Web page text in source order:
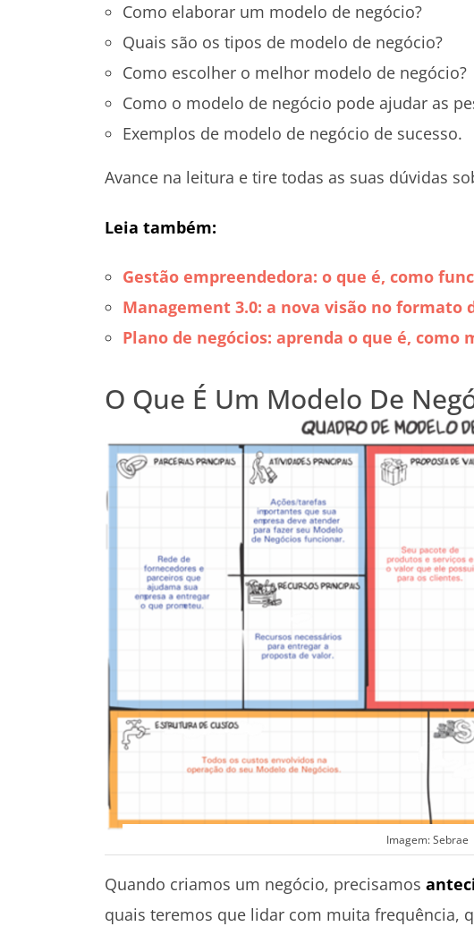
Como elaborar um modelo de negócio?
Quais são os tipos de modelo de negócio?
Como escolher o melhor modelo de negócio?
Como o modelo de negócio pode ajudar as
Exemplos de modelo de negócio de sucesso.
Avance na leitura e tire todas as suas dúvidas
Leia também:
Gestão empreendedora: o que é, como
Management 3.0: a nova visão no formato
Plano de negócios: aprenda o que é,
O Que É Um Modelo De
Imagem: Sebrae
Quando criamos um negócio, precisamos
quais teremos que lidar com muita frequência,